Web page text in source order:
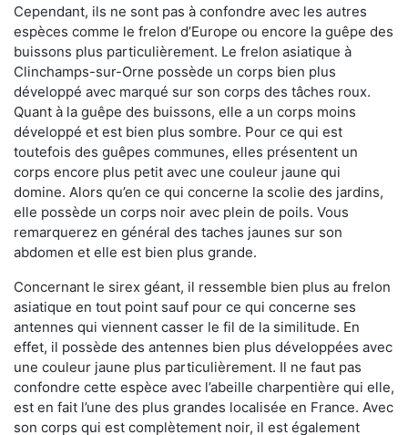
Cependant, ils ne sont pas à confondre avec les autres
espèces comme le frelon d’Europe ou encore la guêpe des
buissons plus particulièrement. Le frelon asiatique à
Clinchamps-sur-Orne possède un corps bien plus
développé avec marqué sur son corps des tâches roux.
Quant à la guêpe des buissons, elle a un corps moins
développé et est bien plus sombre. Pour ce qui est
toutefois des guêpes communes, elles présentent un
corps encore plus petit avec une couleur jaune qui
domine. Alors qu’en ce qui concerne la scolie des jardins,
elle possède un corps noir avec plein de poils. Vous
remarquerez en général des taches jaunes sur son
abdomen et elle est bien plus grande.
Concernant le sirex géant, il ressemble bien plus au frelon
asiatique en tout point sauf pour ce qui concerne ses
antennes qui viennent casser le fil de la similitude. En
effet, il possède des antennes bien plus développées avec
une couleur jaune plus particulièrement. Il ne faut pas
confondre cette espèce avec l’abeille charpentière qui elle,
est en fait l’une des plus grandes localisée en France. Avec
son corps qui est complètement noir, il est également